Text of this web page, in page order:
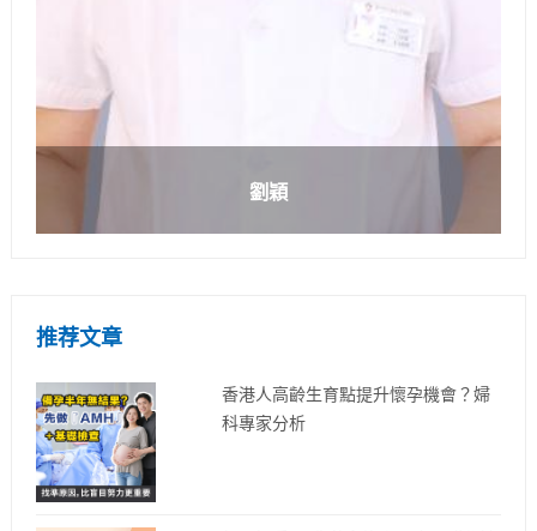
劉穎
推荐文章
香港人高齡生育點提升懷孕機會？婦
科專家分析